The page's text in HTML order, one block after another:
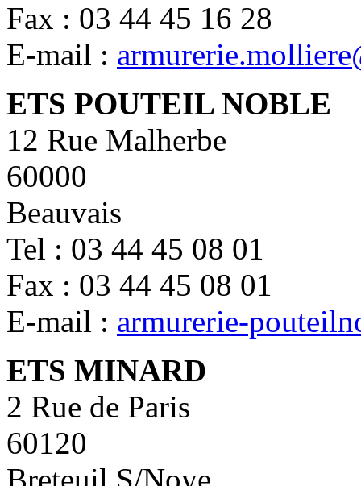
Fax : 03 44 45 16 28
E-mail :
ETS POUTEIL NOBLE
12 Rue Malherbe
60000
Beauvais
Tel : 03 44 45 08 01
Fax : 03 44 45 08 01
E-mail : armurerie-
ETS MINARD
2 Rue de Paris
60120